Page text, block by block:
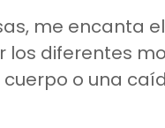
me encanta
los diferentes
o una